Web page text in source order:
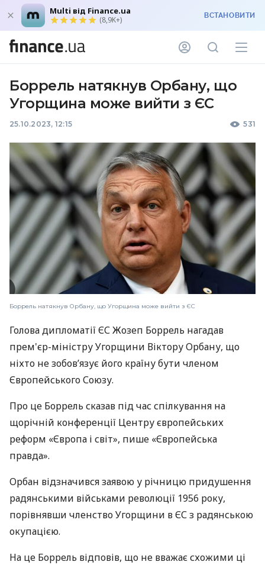
Multi від Finance.ua
(8,9K+) ВСТАНОВИТИ
Боррель натякнув Орбану, що
Угорщина може вийти з ЄС
25.10.2023, 12:15 531
Боррель натякнув Орбану, що Угорщина може вийти з ЄС
Голова дипломатії ЄС Жозеп Боррель нагадав
прем'єр-міністру Угорщини Віктору Орбану, що
ніхто не зобов’язує його країну бути членом
Європейського Союзу.
Про це Боррель сказав під час спілкування на
щорічній конференції Центру європейських
реформ «Європа і світ», пише «Європейська
правда».
Орбан відзначився заявою у річницю придушення
радянськими військами революції 1956 року,
порівнявши членство Угорщини в ЄС з радянською
окупацією.
На це Боррель відповів, що не вважає схожими ці